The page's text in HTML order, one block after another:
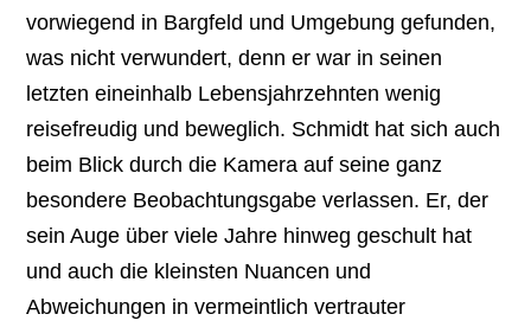
vorwiegend in Bargfeld und Umgebung gefunden,
was nicht verwundert, denn er war in seinen
letzten eineinhalb Lebensjahrzehnten wenig
reisefreudig und beweglich. Schmidt hat sich auch
beim Blick durch die Kamera auf seine ganz
besondere Beobachtungsgabe verlassen. Er, der
sein Auge über viele Jahre hinweg geschult hat
und auch die kleinsten Nuancen und
Abweichungen in vermeintlich vertrauter